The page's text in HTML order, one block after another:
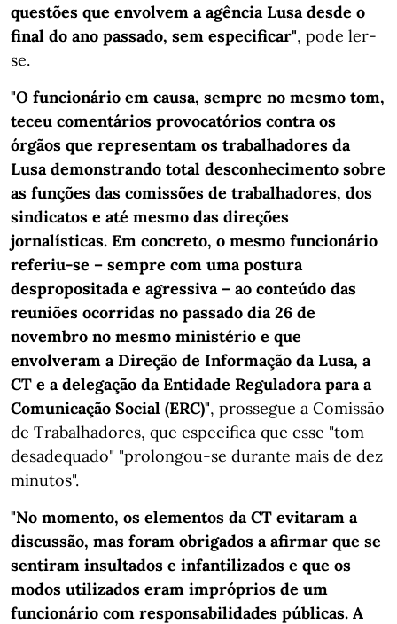
questões que envolvem a agência Lusa desde o
final do ano passado, sem especificar", pode ler-
se.
"O funcionário em causa, sempre no mesmo tom,
teceu comentários provocatórios contra os
órgãos que representam os trabalhadores da
Lusa demonstrando total desconhecimento sobre
as funções das comissões de trabalhadores, dos
sindicatos e até mesmo das direções
jornalísticas. Em concreto, o mesmo funcionário
referiu-se – sempre com uma postura
despropositada e agressiva – ao conteúdo das
reuniões ocorridas no passado dia 26 de
novembro no mesmo ministério e que
envolveram a Direção de Informação da Lusa, a
CT e a delegação da Entidade Reguladora para a
Comunicação Social (ERC)", prossegue a Comissão
de Trabalhadores, que especifica que esse "tom
desadequado" "prolongou-se durante mais de dez
minutos".
"No momento, os elementos da CT evitaram a
discussão, mas foram obrigados a afirmar que se
sentiram insultados e infantilizados e que os
modos utilizados eram impróprios de um
funcionário com responsabilidades públicas. A